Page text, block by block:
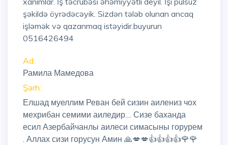
şəkildə öyrədəcəyik. Sizdən tələb olunan ancaq
işləmək və qazanmaq istəyidir.buyurun
0516426494
Ad:
Рамила Мамедова
Şərh:
Елшад муеллим Реван бей сизин аилениз чох
мехрибан семими аиледир.... Сизе баханда
есил Азербайчанлы аилеси симасыны горурем
. Аллах сизи горусун Амин 🙏💋💋👍👍👍👍🌹🌹